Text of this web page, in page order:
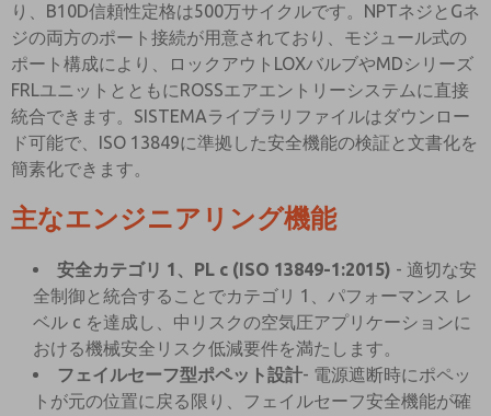
り、B10D信頼性定格は500万サイクルです。NPTネジとGネ
ジの両方のポート接続が用意されており、モジュール式の
ポート構成により、ロックアウトLOXバルブやMDシリーズ
FRLユニットとともにROSSエアエントリーシステムに直接
統合できます。SISTEMAライブラリファイルはダウンロー
ド可能で、ISO 13849に準拠した安全機能の検証と文書化を
簡素化できます。
主なエンジニアリング機能
安全カテゴリ 1、PL c (ISO 13849-1:2015) - 適切な安
全制御と統合することでカテゴリ 1、パフォーマンス レ
ベル c を達成し、中リスクの空気圧アプリケーションに
おける機械安全リスク低減要件を満たします。
フェイルセーフ型ポペット設計- 電源遮断時にポペッ
トが元の位置に戻る限り、フェイルセーフ安全機能が確